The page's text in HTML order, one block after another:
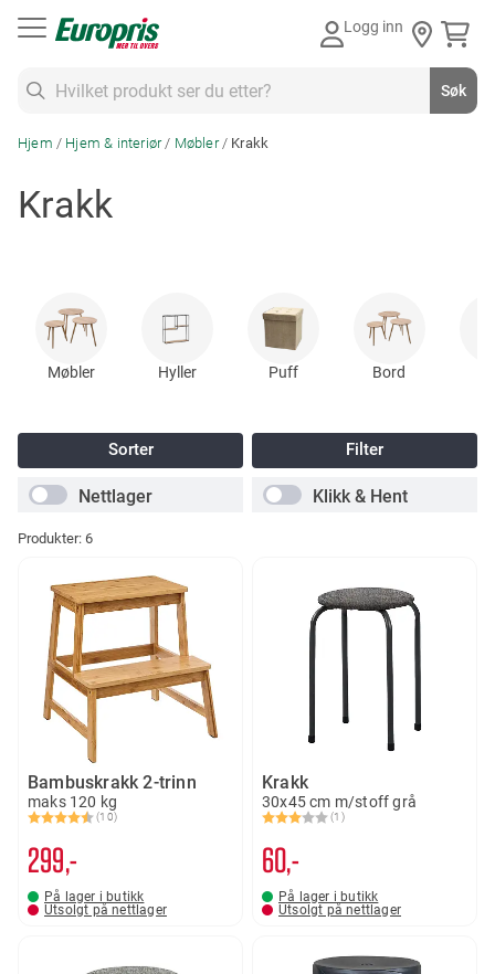
Logg inn
Søk
Hjem Hjem & interiør Møbler Krakk
Krakk
Møbler Hyller Puff Bord
Nettlager Klikk & Hent
Produkter: 6
Bambuskrakk 2-trinn
maks 120 kg
Karakter:
(10)
4.6 av 5 mulige
299,-
På lager i butikk
Utsolgt på nettlager
Krakk
30x45 cm m/stoff grå
Karakter:
(1)
3.0 av 5 mulige
60,-
På lager i butikk
Utsolgt på nettlager
Filter
Sorter